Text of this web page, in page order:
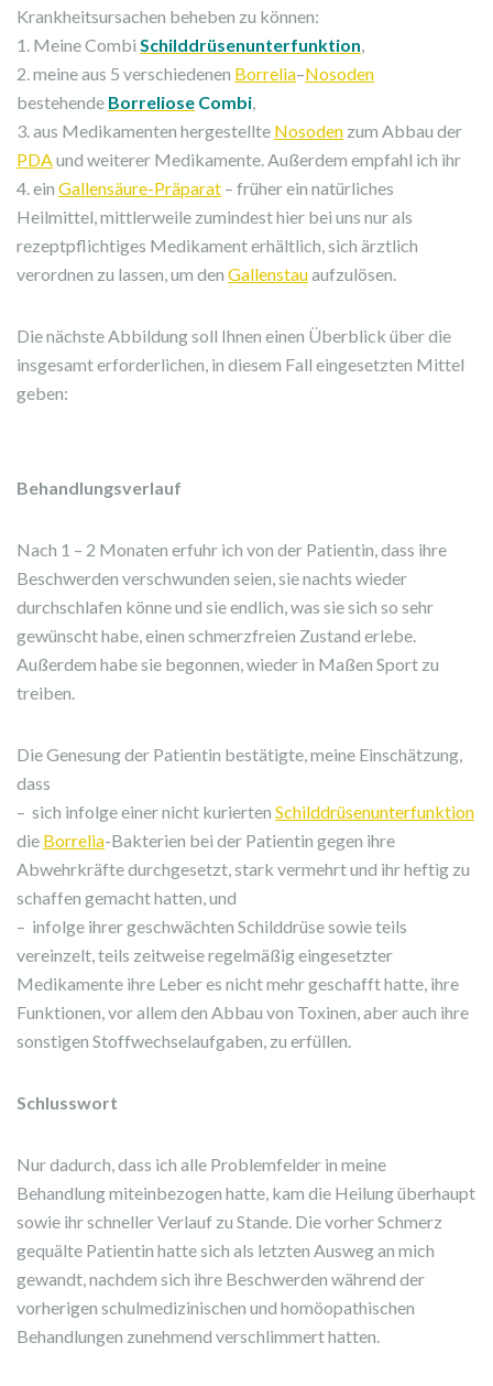
Krankheitsursachen beheben zu können:
1. Meine Combi Schilddrüsenunterfunktion,
2. meine aus 5 verschiedenen Borrelia–Nosoden
bestehende Borreliose Combi,
3. aus Medikamenten hergestellte Nosoden zum Abbau der
PDAund weiterer Medikamente. Außerdem empfahl ich ihr
4. ein Gallensäure-Präparat – früher ein natürliches
Heilmittel, mittlerweile zumindest hier bei uns nur als
rezeptpflichtiges Medikament erhältlich, sich ärztlich
verordnen zu lassen, um den Gallenstauaufzulösen.
Die nächste Abbildung soll Ihnen einen Überblick über die
insgesamt erforderlichen, in diesem Fall eingesetzten Mittel
geben:
Behandlungsverlauf
Nach 1 – 2 Monaten erfuhr ich von der Patientin, dass ihre
Beschwerden verschwunden seien, sie nachts wieder
durchschlafen könne und sie endlich, was sie sich so sehr
gewünscht habe, einen schmerzfreien Zustand erlebe.
Außerdem habe sie begonnen, wieder in Maßen Sport zu
treiben.
Die Genesung der Patientin bestätigte, meine Einschätzung,
dass
– sich infolge einer nicht kurierten Schilddrüsenunterfunktion
die Borrelia-Bakterien bei der Patientin gegen ihre
Abwehrkräfte durchgesetzt, stark vermehrt und ihr heftig zu
schaffen gemacht hatten, und
– infolge ihrer geschwächten Schilddrüse sowie teils
vereinzelt, teils zeitweise regelmäßig eingesetzter
Medikamente ihre Leber es nicht mehr geschafft hatte, ihre
Funktionen, vor allem den Abbau von Toxinen, aber auch ihre
sonstigen Stoffwechselaufgaben, zu erfüllen.
Schlusswort
Nur dadurch, dass ich alle Problemfelder in meine
Behandlung miteinbezogen hatte, kam die Heilung überhaupt
sowie ihr schneller Verlauf zu Stande. Die vorher Schmerz
gequälte Patientin hatte sich als letzten Ausweg an mich
gewandt, nachdem sich ihre Beschwerden während der
vorherigen schulmedizinischen und homöopathischen
Behandlungen zunehmend verschlimmert hatten.